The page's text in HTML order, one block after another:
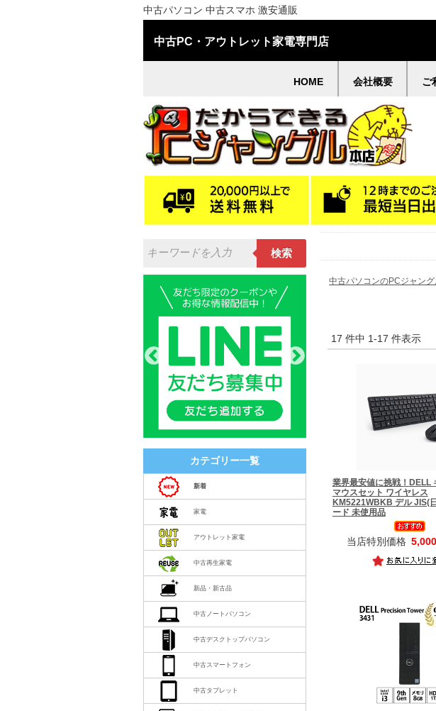
中古パソコン 中古スマホ 激安通販
中古PC・アウトレット家電専門店
HOME 会社概要 ご
検索
カテゴリー一覧
新着
家電
アウトレット家電
中古再生家電
新品・新古品
中古ノートパソコン
中古デスクトップパソコン
中古スマートフォン
中古タブレット
中古パソコンのPCジャン
17 件中 1-17 件表示
業界最安値に挑戦！ DELL
マウスセット ワイヤレス
KM5221WBKB デル JIS(
ード 未使用品
当店特別価格